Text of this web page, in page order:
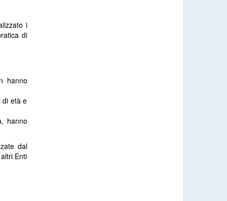
i
di
hanno
di età e
hanno
dal
Enti